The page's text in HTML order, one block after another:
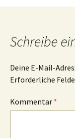
Schreibe
Deine E-Mail-
Erforderliche
Kommentar *